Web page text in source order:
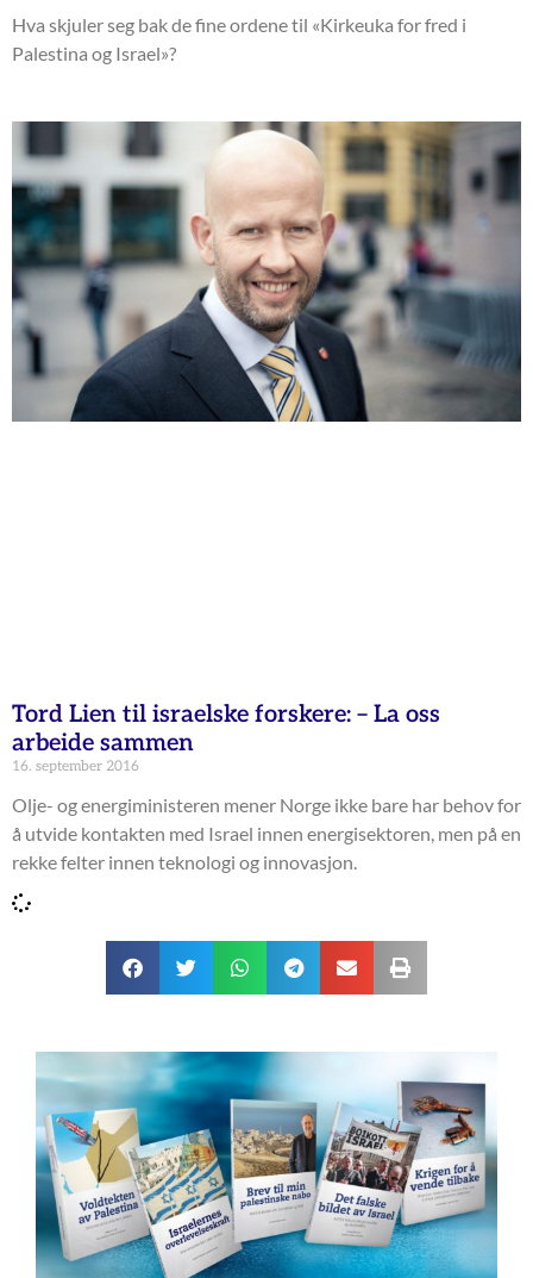
Hva skjuler seg bak de fine ordene til «Kirkeuka for fred i
Palestina og Israel»?
Tord Lien til israelske forskere: – La oss
arbeide sammen
16. september 2016
Olje- og energiministeren mener Norge ikke bare har behov for
å utvide kontakten med Israel innen energisektoren, men på en
rekke felter innen teknologi og innovasjon.